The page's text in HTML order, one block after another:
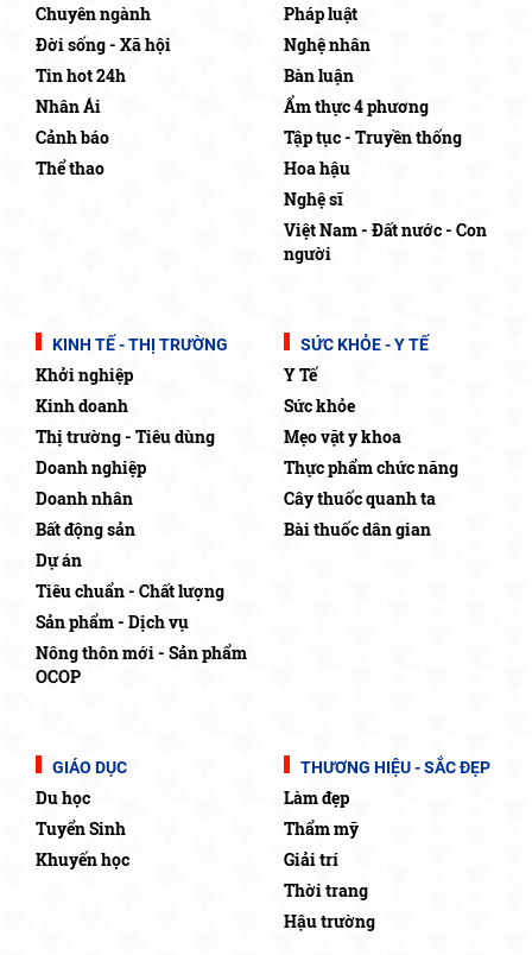
Chuyên ngành
Đời sống - Xã hội
Tin hot 24h
Nhân Ái
Cảnh báo
Thể thao
Pháp luật
Nghệ nhân
Bàn luận
Ẩm thực 4 phương
Tập tục - Truyền thống
Hoa hậu
Nghệ sĩ
Việt Nam - Đất nước - Con
người
KINH TẾ - THỊ TRƯỜNG
Khởi nghiệp
Kinh doanh
Thị trường - Tiêu dùng
Doanh nghiệp
Doanh nhân
Bất động sản
Dự án
Tiêu chuẩn - Chất lượng
Sản phẩm - Dịch vụ
Nông thôn mới - Sản phẩm
OCOP
SỨC KHỎE - Y TẾ
Y Tế
Sức khỏe
Mẹo vặt y khoa
Thực phẩm chức năng
Cây thuốc quanh ta
Bài thuốc dân gian
GIÁO DỤC
Du học
Tuyển Sinh
Khuyến học
THƯƠNG HIỆU - SẮC ĐẸP
Làm đẹp
Thẩm mỹ
Giải trí
Thời trang
Hậu trường